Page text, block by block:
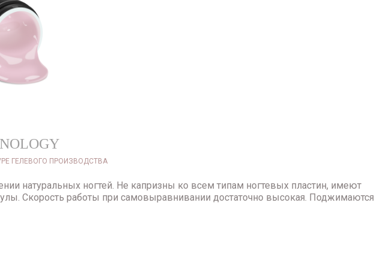
ГЕЛЕВОГО ПРОИЗВОДСТВА
натуральных ногтей. Не капризны ко всем типам ногтевых пластин, имеют
Скорость работы при самовыравнивании достаточно высокая. Поджимаются